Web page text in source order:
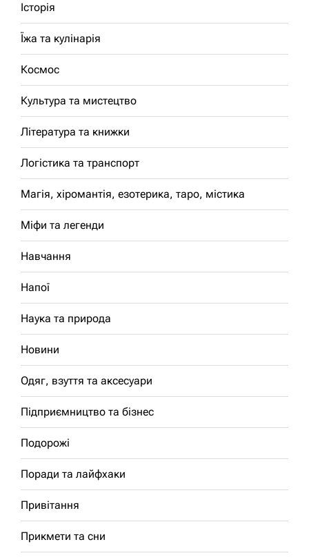
Історія
Їжа та кулінарія
Космос
Культура та мистецтво
Література та книжки
Логістика та транспорт
Магія, хіромантія, езотерика, таро, містика
Міфи та легенди
Навчання
Напої
Наука та природа
Новини
Одяг, взуття та аксесуари
Підприємництво та бізнес
Подорожі
Поради та лайфхаки
Привітання
Прикмети та сни